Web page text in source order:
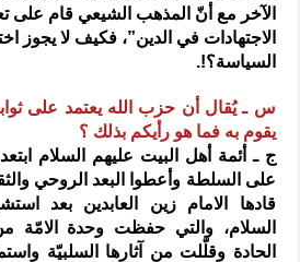
الآخر مع أنّ المذهب الشيعي قام على
الاجتهادات في الدين”، فكيف لا يجوز
السياسة؟!.
س ـ يُقال أن حزب الله يعتمد على
يقوم به فما هو رأيكم بذلك ؟
ج ـ أئمة أهل البيت عليهم السلام
على السلطة وأعطوا البعد الروحي
قادها الامام زين العابدين بعد
السلام، والتي حفظت وحدة الامّة
الحادة وقلّلت من آثارها السلبيّة